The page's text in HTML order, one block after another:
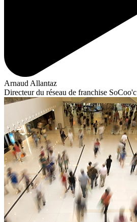
Arnaud Allantaz
Directeur du réseau de franchise SoCoo'c